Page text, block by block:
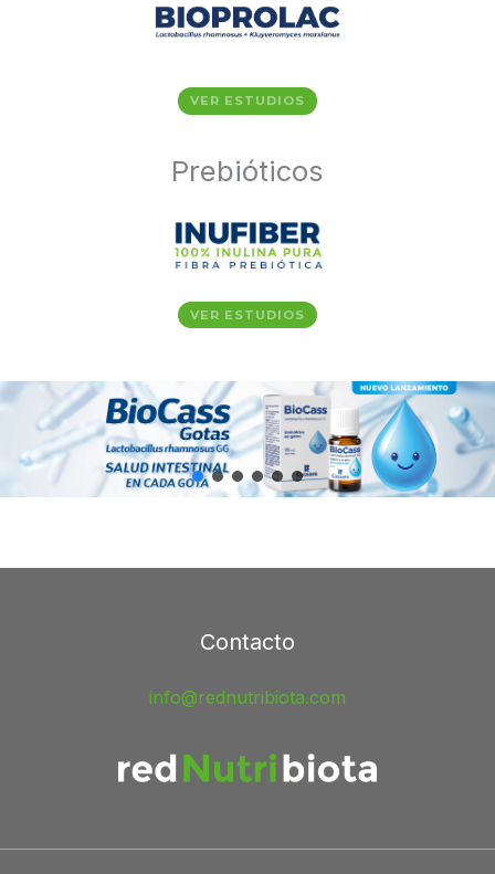
VER ESTUDIOS
Prebióticos
VER ESTUDIOS
Contacto
info@rednutribiota.com